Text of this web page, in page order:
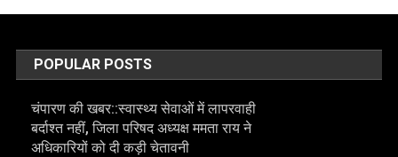
POPULAR POSTS
चंपारण की खबर::स्वास्थ्य सेवाओं में लापरवाही
बर्दाश्त नहीं, जिला परिषद अध्यक्ष ममता राय ने
अधिकारियों को दी कड़ी चेतावनी